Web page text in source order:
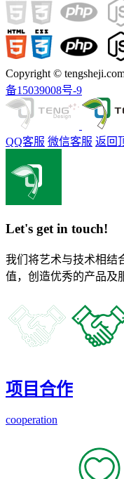
Copyright ©
备15039008号-9
QQ客服 微信客服 返回
Let's get in touch!
我们将艺术与技术相结
值，创造优秀的产品及
项目合作
cooperation